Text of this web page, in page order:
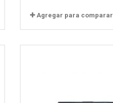
Agregar para comparar